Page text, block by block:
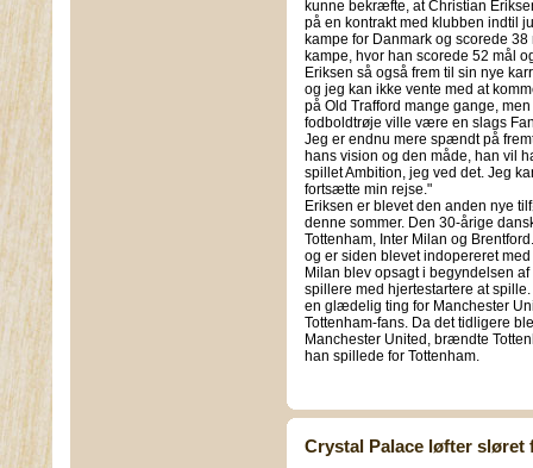
kunne bekræfte, at Christian
på en kontrakt med klubben indtil
kampe for Danmark og scorede
kampe, hvor han scorede 52 mål
Eriksen så også frem til sin nye
og jeg kan ikke vente med at
på Old Trafford mange gange,
fodboldtrøje ville være en slags
Jeg er endnu mere spændt på
hans vision og den måde, han vil
spillet Ambition, jeg ved det. Jeg
fortsætte min rejse."
Eriksen er blevet den anden nye
denne sommer. Den 30-årige
Tottenham, Inter Milan og
og er siden blevet indopereret
Milan blev opsagt i begyndelsen
spillere med hjertestartere at
en glædelig ting for Manchester
Tottenham-fans. Da det tidligere
Manchester United, brændte
han spillede for Tottenham.
Crystal Palace løfter